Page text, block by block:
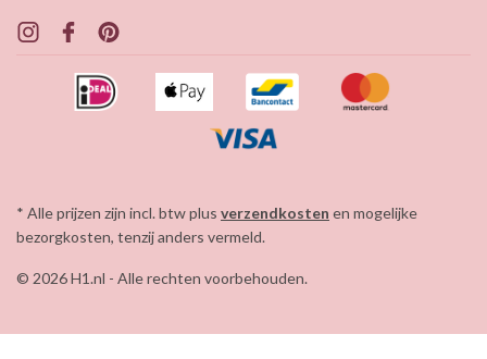
* Alle prijzen zijn incl. btw plus verzendkosten en mogelijke
bezorgkosten, tenzij anders vermeld.
© 2026 H1.nl - Alle rechten voorbehouden.